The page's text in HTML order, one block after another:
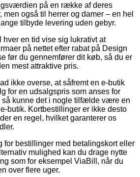
på en række af deres
men også til herrer og damer – en hel
tilbyde levering uden gebyr.
en tid vise sig lukrativt at
på nettet efter rabat på Design
før du gennemfører dit køb, så du er
mest attraktive pris.
ikke overse, at såfremt en e-butik
for en udsalgspris som anses for
så kunne det i nogle tilfælde være en
butik. Kortbestillinger er ikke desto
en regel, hvilket garanterer os
for bestillinger med betalingskort eller
mulighed kan du drage nytte
som for eksempel ViaBill, når du
over flere uger.